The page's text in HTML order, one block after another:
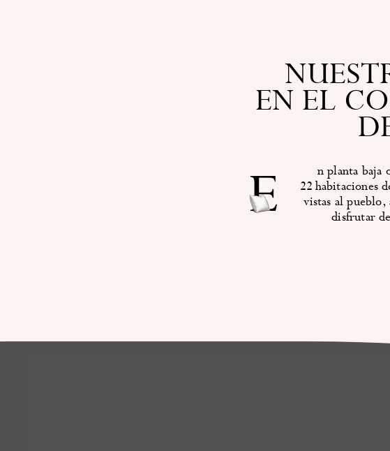
EN EL
En planta baja o primera planta, con jardín privado, terraza o balcón, las
22 habitaciones
vistas al
disfrutar